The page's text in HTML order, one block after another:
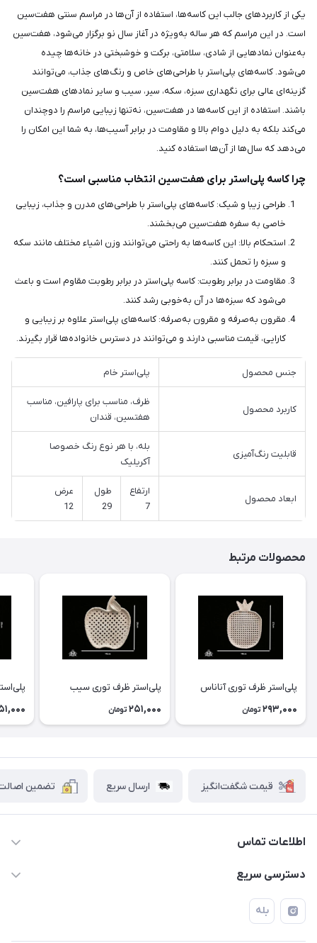
یکی از کاربردهای جالب این کاسه‌ها، استفاده از آن‌ها در مراسم سنتی هفت‌سین
است. در این مراسم که هر ساله به‌ویژه در آغاز سال نو برگزار می‌شود، هفت‌سین
به‌عنوان نمادهایی از شادی، سلامتی، برکت و خوشبختی در خانه‌ها چیده
می‌شود. کاسه‌های پلی‌استر با طراحی‌های خاص و رنگ‌های جذاب، می‌توانند
گزینه‌ای عالی برای نگهداری سبزه، سکه، سیر، سیب و سایر نمادهای هفت‌سین
باشند. استفاده از این کاسه‌ها در هفت‌سین، نه‌تنها زیبایی مراسم را دوچندان
می‌کند بلکه به دلیل دوام بالا و مقاومت در برابر آسیب‌ها، به شما این امکان را
می‌دهد که سال‌ها از آن‌ها استفاده کنید.
چرا کاسه پلی‌استر برای هفت‌سین انتخاب مناسبی است؟
طراحی زیبا و شیک: کاسه‌های پلی‌استر با طراحی‌های مدرن و جذاب، زیبایی
خاصی به سفره هفت‌سین می‌بخشند.
استحکام بالا: این کاسه‌ها به راحتی می‌توانند وزن اشیاء مختلف مانند سکه
و سبزه را تحمل کنند.
مقاومت در برابر رطوبت: کاسه پلی‌استر در برابر رطوبت مقاوم است و باعث
می‌شود که سبزه‌ها در آن به‌خوبی رشد کنند.
مقرون به‌صرفه و مقرون به‌صرفه: کاسه‌های پلی‌استر علاوه بر زیبایی و
کارایی، قیمت مناسبی دارند و می‌توانند در دسترس خانواده‌ها قرار بگیرند.
جنس محصول پلی‌استر خام
کاربرد محصول
ظرف، مناسب برای پارافین، مناسب
هفتسین، قندان
قابلیت رنگ‌آمیزی
بله، با هر نوع رنگ خصوصا
آکریلیک
ابعاد محصول
ارتفاع
7
طول
29
عرض
12
محصولات مرتبط
پلی‌استر ظرف توری آناناس
293,000 تومان
پلی‌استر ظرف توری سیب
251,000 تومان
قیمت شگفت‌انگیز ارسال سریع تضمین اصالت
اطلاعات تماس
۰۲۱۷۷۰۶۰۰۲۸ ـ ۰۹۱۹۰۰۲۸۲۴۷
فروشگاه آبتین
دسترسی سریع
حساب کاربری
بله